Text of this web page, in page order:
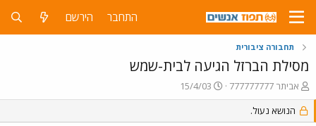
התחבר הירשם
תחבורה ציבורית
מסילת הברזל הגיעה לבית-שמש
פ
ו
ת
ח
אביתר 777777777
פ
ו
ס
15/4/03
הנושא נעול.